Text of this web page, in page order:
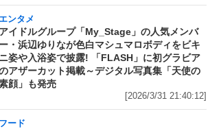
エンタメ
アイドルグループ「My_Stage」の人気メンバ
ー・浜辺ゆりなが色白マシュマロボディをビキ
ニ姿や入浴姿で披露! 「FLASH」に初グラビア
アザーカット掲載～デジタル写真集「天使の
顔」も発売
[2026/3/31 21:40:12]
フード